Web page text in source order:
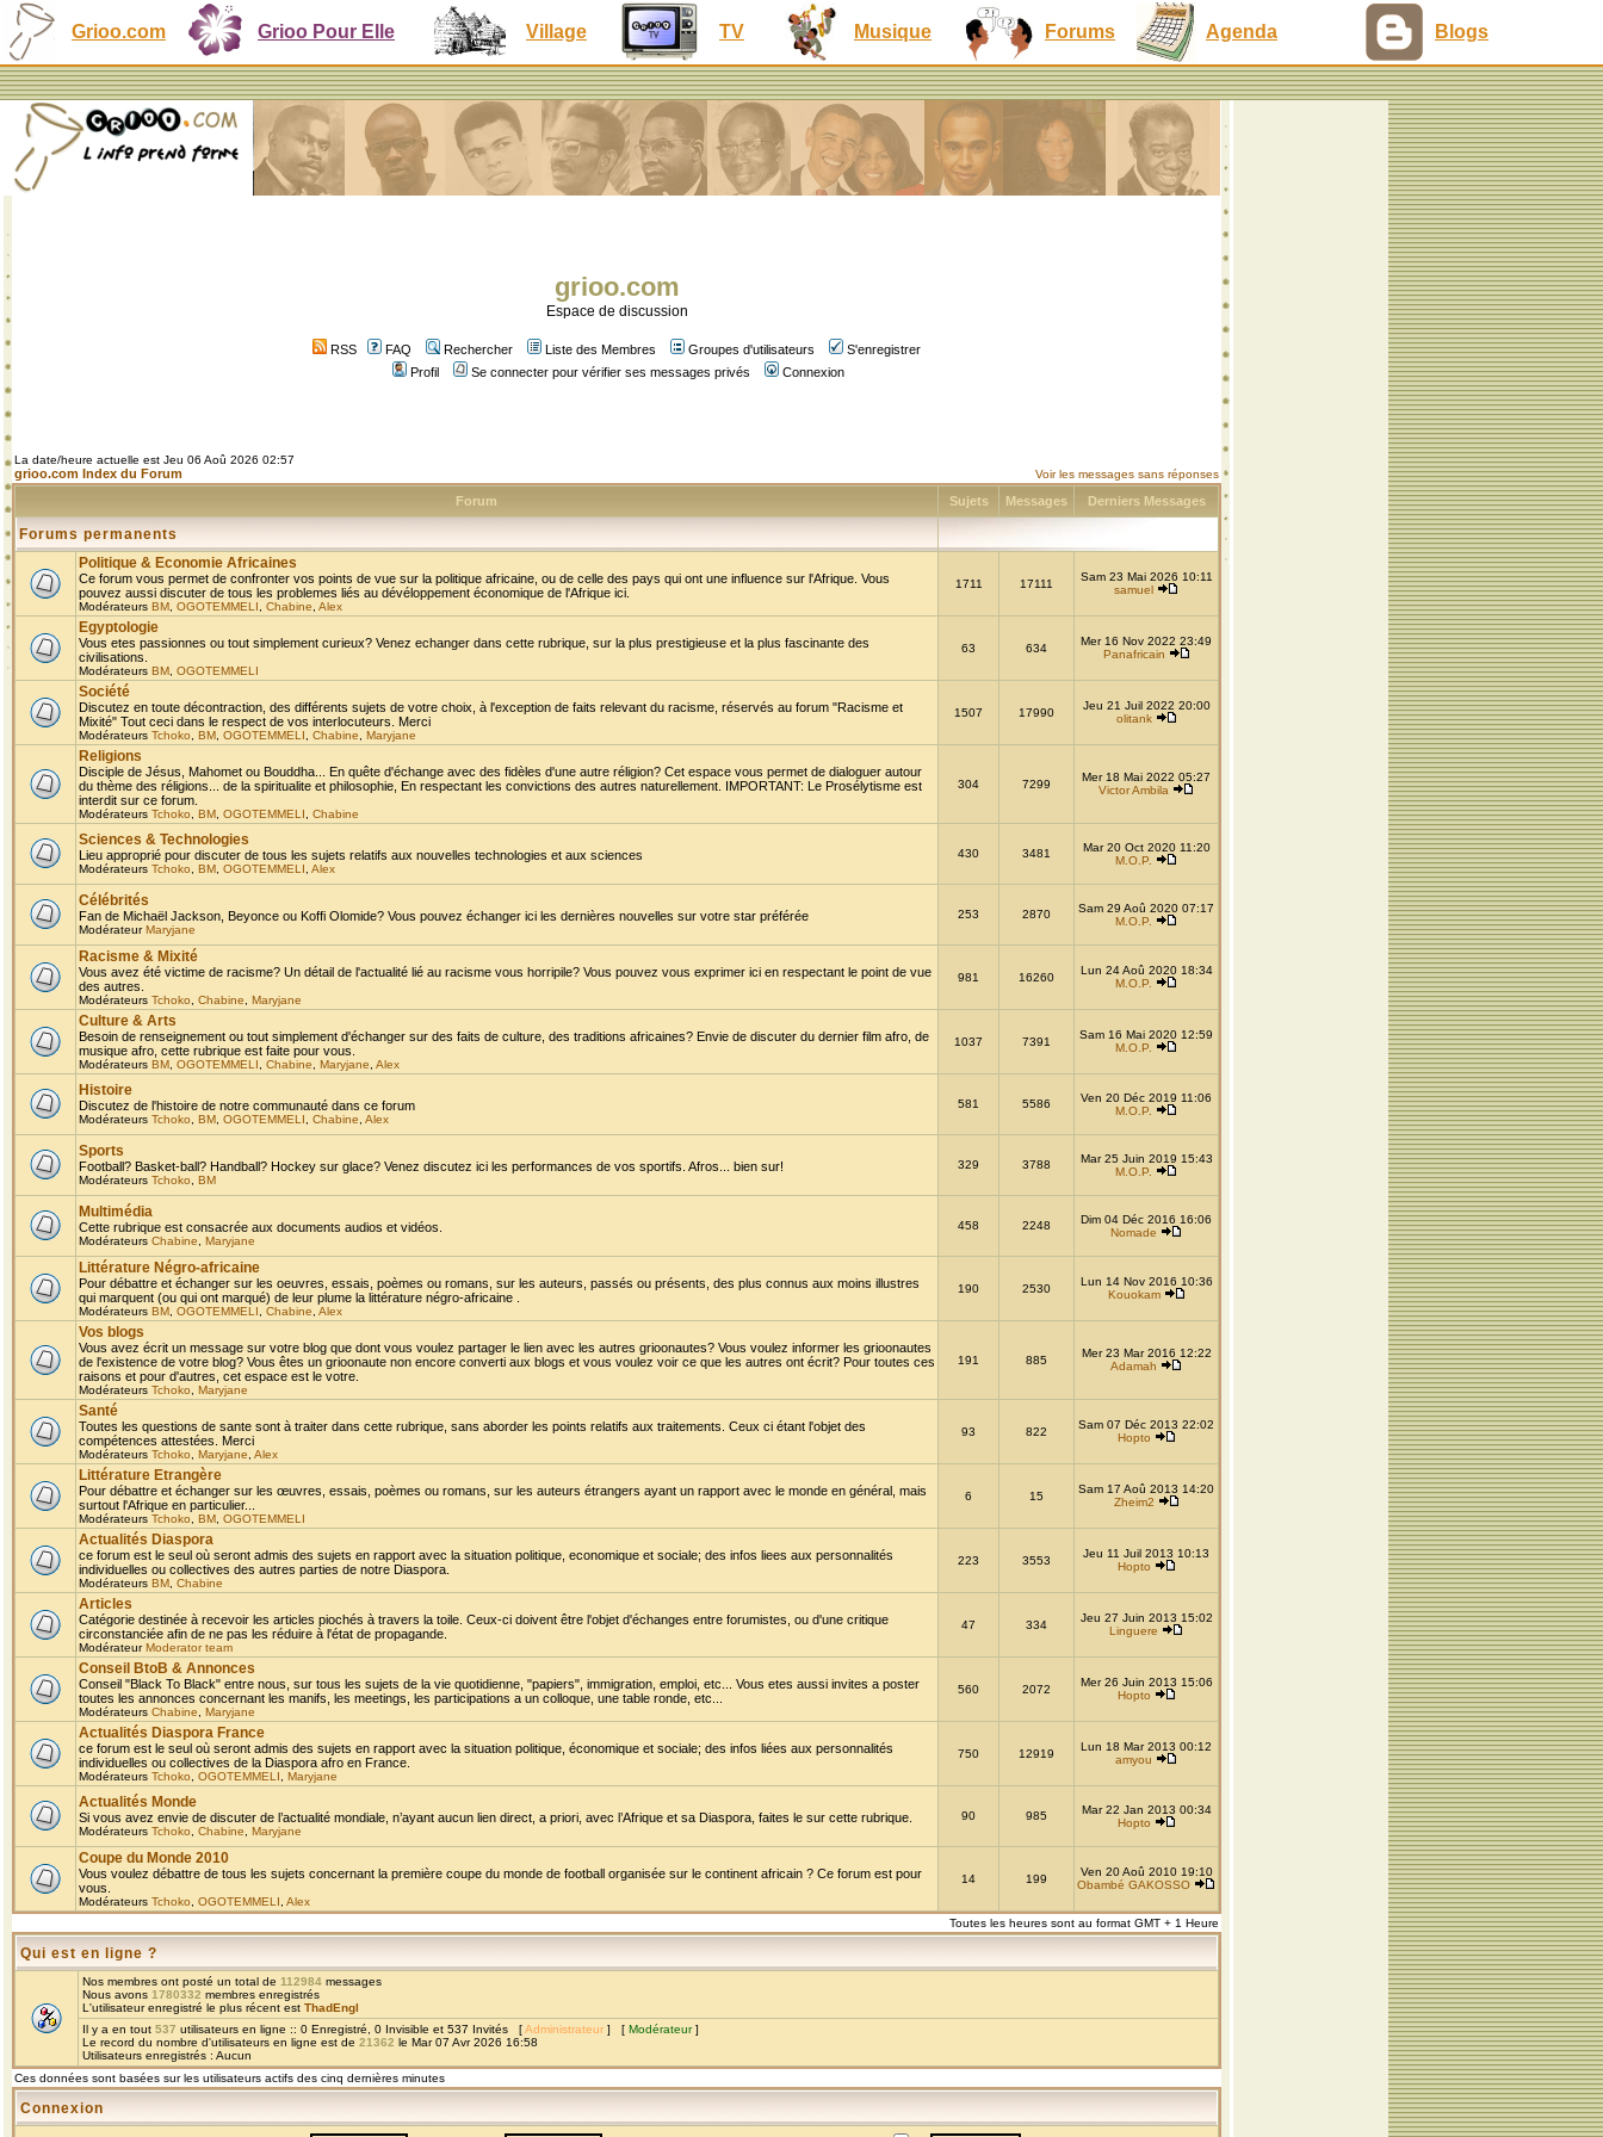
Grioo.com Grioo Pour Elle Village TV Musique Forums Agenda Blogs
grioo.com
Espace de discussion
RSS FAQ Rechercher Liste des Membres Groupes d'utilisateurs
S'enregistrer
Profil
Se connecter pour vérifier ses messages privés Connexion
La date/heure actuelle est Jeu 06 Aoû 2026 02:57
grioo.com Index du Forum Voir les messages sans réponses
Forum Sujets Messages Derniers Messages
Forums permanents
Politique & Economie Africaines
Ce forum vous permet de confronter vos points de vue sur la politique africaine, ou de celle des pays qui ont une influence sur l'Afrique. Vous
pouvez aussi discuter de tous les problemes liés au dévéloppement économique de l'Afrique ici.
Modérateurs BM OGOTEMMELI Chabine Alex
1711 17111
Sam 23 Mai 2026 10:11
samuel
Egyptologie
Vous etes passionnes ou tout simplement curieux? Venez echanger dans cette rubrique, sur la plus prestigieuse et la plus fascinante des
civilisations.
Modérateurs BM OGOTEMMELI
63 634
Mer 16 Nov 2022 23:49
Panafricain
Société
Discutez en toute décontraction, des différents sujets de votre choix, à l'exception de faits relevant du racisme, réservés au forum "Racisme et
Mixité" Tout ceci dans le respect de vos interlocuteurs. Merci
Modérateurs Tchoko BM OGOTEMMELI Chabine Maryjane
1507 17990
Jeu 21 Juil 2022 20:00
olitank
Religions
Disciple de Jésus, Mahomet ou Bouddha... En quête d'échange avec des fidèles d'une autre réligion? Cet espace vous permet de dialoguer autour
du thème des réligions... de la spiritualite et philosophie, En respectant les convictions des autres naturellement. IMPORTANT: Le Prosélytisme est
interdit sur ce forum.
Modérateurs Tchoko BM OGOTEMMELI Chabine
304 7299
Mer 18 Mai 2022 05:27
Victor Ambila
Sciences & Technologies
Lieu approprié pour discuter de tous les sujets relatifs aux nouvelles technologies et aux sciences
Modérateurs Tchoko BM OGOTEMMELI Alex
430 3481
Mar 20 Oct 2020 11:20
M.O.P.
Célébrités
Fan de Michaël Jackson, Beyonce ou Koffi Olomide? Vous pouvez échanger ici les dernières nouvelles sur votre star préférée
ModérateurMaryjane
253 2870
Sam 29 Aoû 2020 07:17
M.O.P.
Racisme & Mixité
Vous avez été victime de racisme? Un détail de l'actualité lié au racisme vous horripile? Vous pouvez vous exprimer ici en respectant le point de vue
des autres.
Modérateurs Tchoko Chabine Maryjane
981 16260
Lun 24 Aoû 2020 18:34
M.O.P.
Culture & Arts
Besoin de renseignement ou tout simplement d'échanger sur des faits de culture, des traditions africaines? Envie de discuter du dernier film afro, de
musique afro, cette rubrique est faite pour vous.
Modérateurs BM OGOTEMMELI Chabine Maryjane Alex
1037 7391
Sam 16 Mai 2020 12:59
M.O.P.
Histoire
Discutez de l'histoire de notre communauté dans ce forum
Modérateurs Tchoko BM OGOTEMMELI Chabine Alex
581 5586
Ven 20 Déc 2019 11:06
M.O.P.
Sports
Football? Basket-ball? Handball? Hockey sur glace? Venez discutez ici les performances de vos sportifs. Afros... bien sur!
Modérateurs Tchoko BM
329 3788
Mar 25 Juin 2019 15:43
M.O.P.
Multimédia
Cette rubrique est consacrée aux documents audios et vidéos.
Modérateurs Chabine Maryjane
458 2248
Dim 04 Déc 2016 16:06
Nomade
Littérature Négro-africaine
Pour débattre et échanger sur les oeuvres, essais, poèmes ou romans, sur les auteurs, passés ou présents, des plus connus aux moins illustres
qui marquent (ou qui ont marqué) de leur plume la littérature négro-africaine .
Modérateurs BM OGOTEMMELI Chabine Alex
190 2530
Lun 14 Nov 2016 10:36
Kouokam
Vos blogs
Vous avez écrit un message sur votre blog que dont vous voulez partager le lien avec les autres grioonautes? Vous voulez informer les grioonautes
de l'existence de votre blog? Vous êtes un grioonaute non encore converti aux blogs et vous voulez voir ce que les autres ont écrit? Pour toutes ces
raisons et pour d'autres, cet espace est le votre.
Modérateurs Tchoko Maryjane
191 885
Mer 23 Mar 2016 12:22
Adamah
Santé
Toutes les questions de sante sont à traiter dans cette rubrique, sans aborder les points relatifs aux traitements. Ceux ci étant l'objet des
compétences attestées. Merci
Modérateurs Tchoko Maryjane Alex
93 822
Sam 07 Déc 2013 22:02
Hopto
Littérature Etrangère
Pour débattre et échanger sur les œuvres, essais, poèmes ou romans, sur les auteurs étrangers ayant un rapport avec le monde en général, mais
surtout l'Afrique en particulier...
Modérateurs Tchoko BM OGOTEMMELI
6 15
Sam 17 Aoû 2013 14:20
Zheim2
Actualités Diaspora
ce forum est le seul où seront admis des sujets en rapport avec la situation politique, economique et sociale; des infos liees aux personnalités
individuelles ou collectives des autres parties de notre Diaspora.
Modérateurs BM Chabine
223 3553
Jeu 11 Juil 2013 10:13
Hopto
Articles
Catégorie destinée à recevoir les articles piochés à travers la toile. Ceux-ci doivent être l'objet d'échanges entre forumistes, ou d'une critique
circonstanciée afin de ne pas les réduire à l'état de propagande.
ModérateurModerator team
47 334
Jeu 27 Juin 2013 15:02
Linguere
Conseil BtoB & Annonces
Conseil "Black To Black" entre nous, sur tous les sujets de la vie quotidienne, "papiers", immigration, emploi, etc... Vous etes aussi invites a poster
toutes les annonces concernant les manifs, les meetings, les participations a un colloque, une table ronde, etc...
Modérateurs Chabine Maryjane
560 2072
Mer 26 Juin 2013 15:06
Hopto
Actualités Diaspora France
ce forum est le seul où seront admis des sujets en rapport avec la situation politique, économique et sociale; des infos liées aux personnalités
individuelles ou collectives de la Diaspora afro en France.
Modérateurs Tchoko OGOTEMMELI Maryjane
750 12919
Lun 18 Mar 2013 00:12
amyou
Actualités Monde
Si vous avez envie de discuter de l’actualité mondiale, n’ayant aucun lien direct, a priori, avec l’Afrique et sa Diaspora, faites le sur cette rubrique.
Modérateurs Tchoko Chabine Maryjane
90 985
Mar 22 Jan 2013 00:34
Hopto
Coupe du Monde 2010
Vous voulez débattre de tous les sujets concernant la première coupe du monde de football organisée sur le continent africain ? Ce forum est pour
vous.
Modérateurs Tchoko OGOTEMMELI Alex
14 199
Ven 20 Aoû 2010 19:10
Obambé GAKOSSO
Toutes les heures sont au format GMT + 1 Heure
Qui est en ligne ?
Nos membres ont posté un total de 112984 messages
Nous avons 1780332 membres enregistrés
L'utilisateur enregistré le plus récent est ThadEngl
Il y a en tout 537 utilisateurs en ligne :: 0 Enregistré, 0 Invisible et 537 Invités [Administrateur ] [ Modérateur]
Le record du nombre d'utilisateurs en ligne est de 21362 le Mar 07 Avr 2026 16:58
Utilisateurs enregistrés : Aucun
Ces données sont basées sur les utilisateurs actifs des cinq dernières minutes
Connexion